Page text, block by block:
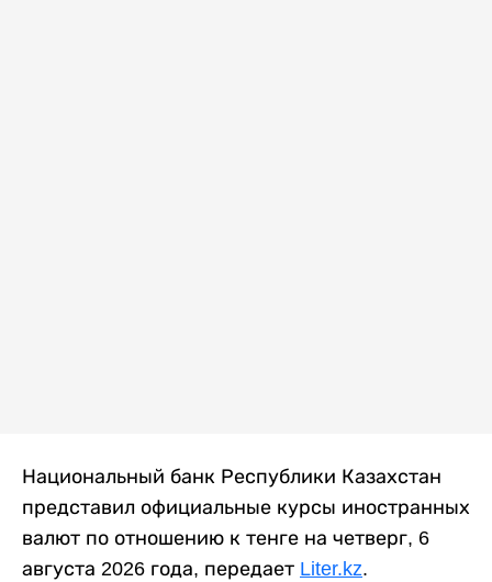
Национальный банк Республики Казахстан
представил официальные курсы иностранных
валют по отношению к тенге на четверг, 6
августа 2026 года, передает Liter.kz.